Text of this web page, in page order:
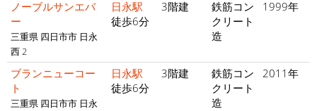
ノーブルサンエバ
ー
三重県 四日市市 日永
西 2
日永駅
徒歩6分
3階建
鉄筋コン
クリート
造
1999年
ブランニューコー
ト
三重県 四日市市 日永
日永駅
徒歩6分
3階建
鉄筋コン
クリート
造
2011年